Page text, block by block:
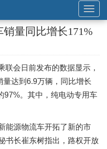
展
开
或
导
航
量同比增长171%
联会日前发布的数据显示，
达到6.9万辆，同比增长
97%。其中，纯电动专用车
能源物流车开拓了新的市
书长崔东树指出，路权开放